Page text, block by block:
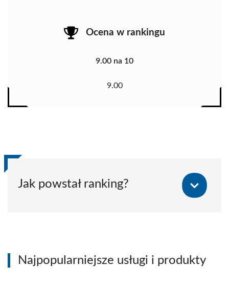
Ocena w rankingu
9.00 na 10
9.00
Jak powstał ranking?
Najpopularniejsze usługi i produkty